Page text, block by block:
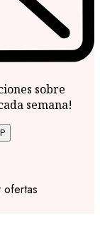
sobre
semana!
ofertas